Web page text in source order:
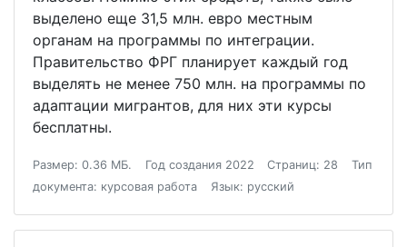
выделено еще 31,5 млн. евро местным
органам на программы по интеграции.
Правительство ФРГ планирует каждый год
выделять не менее 750 млн. на программы по
адаптации мигрантов, для них эти курсы
бесплатны.
Размер: 0.36 МБ. Год создания 2022 Страниц: 28
Тип
документа: курсовая работа
Язык: русский